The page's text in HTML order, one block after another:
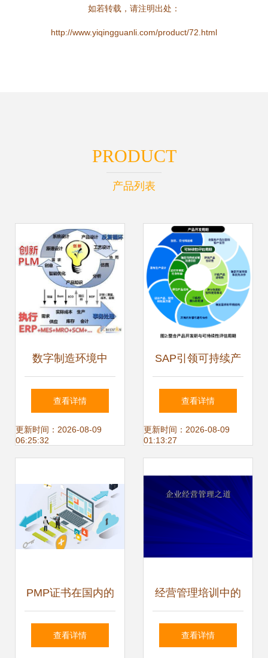
如若转载，请注明出处：
http://www.yiqingguanli.com/product/72.html
PRODUCT
产品列表
数字制造环境中
MES的发展及其对
企业架构的深远影
捷的精益智能体系
查看详情
更新时间：2026-08-09
06:25:32
SAP引领可持续产
品创新，推动供应
链革新与循环经济
查看详情
更新时间：2026-08-09
01:13:27
PMP证书在国内的
受认可程度 数据处
查看详情
经营管理培训中的
数据处理服务 关键
查看详情